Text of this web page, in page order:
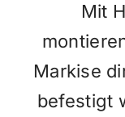
Mit
Markise
befestigt